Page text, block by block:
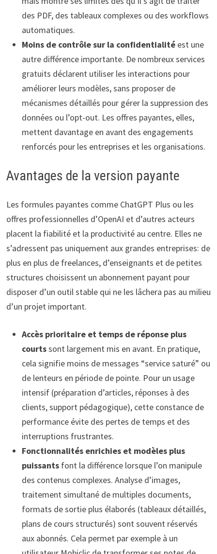
des PDF, des tableaux complexes ou des workflows
automatiques.
Moins de contrôle sur la confidentialitéest une
autre différence importante. De nombreux services
gratuits déclarent utiliser les interactions pour
améliorer leurs modèles, sans proposer de
mécanismes détaillés pour gérer la suppression des
données ou l’opt-out. Les offres payantes, elles,
mettent davantage en avant des engagements
renforcés pour les entreprises et les organisations.
Avantages de la version payante
Les formules payantes comme ChatGPT Plus ou les
offres professionnelles d’OpenAI et d’autres acteurs
placent la fiabilité et la productivité au centre. Elles ne
s’adressent pas uniquement aux grandes entreprises: de
plus en plus de freelances, d’enseignants et de petites
structures choisissent un abonnement payant pour
disposer d’un outil stable qui ne les lâchera pas au milieu
d’un projet important.
Accès prioritaire et temps de réponse plus
courtssont largement mis en avant. En pratique,
cela signifie moins de messages “service saturé” ou
de lenteurs en période de pointe. Pour un usage
intensif (préparation d’articles, réponses à des
clients, support pédagogique), cette constance de
performance évite des pertes de temps et des
interruptions frustrantes.
Fonctionnalités enrichies et modèles plus
puissantsfont la différence lorsque l’on manipule
des contenus complexes. Analyse d’images,
traitement simultané de multiples documents,
formats de sortie plus élaborés (tableaux détaillés,
plans de cours structurés) sont souvent réservés
aux abonnés. Cela permet par exemple à un